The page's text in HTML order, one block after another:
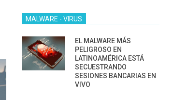
MALWARE - VIRUS
EL MALWARE MÁS
PELIGROSO EN
LATINOAMÉRICA ESTÁ
SECUESTRANDO
SESIONES BANCARIAS EN
VIVO